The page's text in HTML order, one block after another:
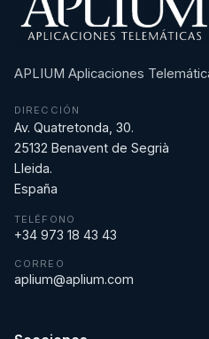
APLIUM Aplicaciones
DIRECCIÓN
Av. Quatretonda, 30.
25132 Benavent de Segrià
Lleida.
España
TELÉFONO
+34 973 18 43 43
CORREO
aplium@aplium.com